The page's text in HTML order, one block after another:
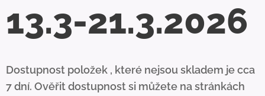
13.3-21.3.2026
Dostupnost položek , které nejsou skladem je cca
7 dní. Ověřit dostupnost si můžete na stránkách